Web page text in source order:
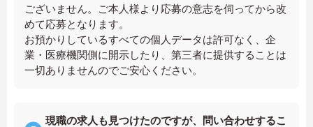
ございません。ご本人様より応募の意志を伺ってから改
めて応募となります。
お預かりしているすべての個人データは許可なく、企
業・医療機関側に開示したり、第三者に提供することは
一切ありませんのでご安心ください。
現職の求人も見つけたのですが、問い合わせするこ